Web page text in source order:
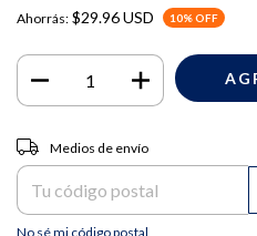
Ahorrás: $29.96 USD 10% OFF
Entregas para el CP:
Medios de envío
No sé mi código postal